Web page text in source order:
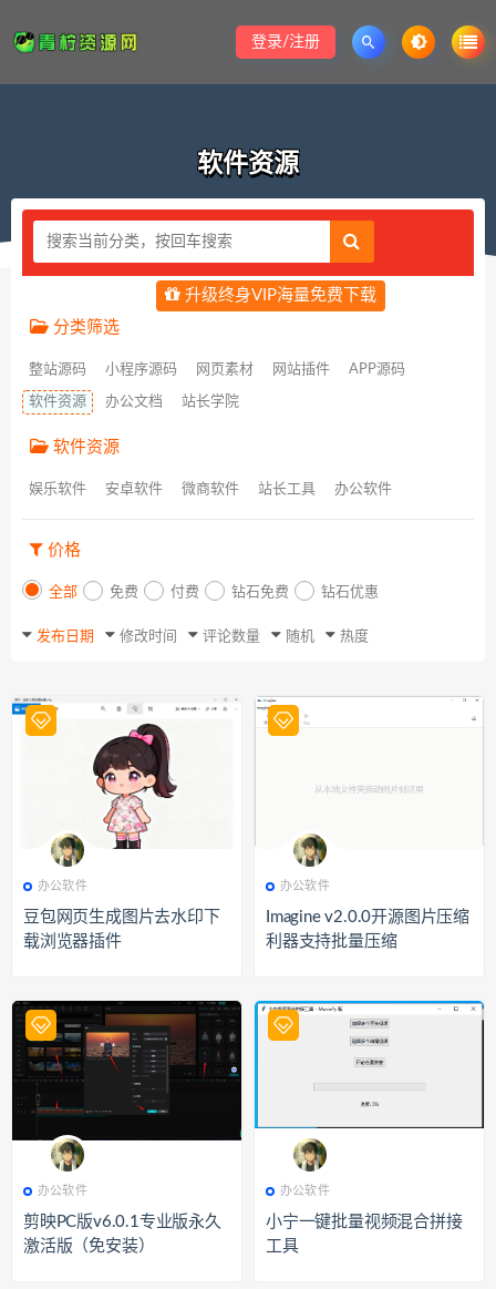
登录/注册
软件资源
升级终身VIP海量免费下载
分类筛选
整站源码 小程序源码 网页素材 网站插件 APP源码
软件资源 办公文档 站长学院
软件资源
娱乐软件 安卓软件 微商软件 站长工具 办公软件
价格
全部 免费 付费 钻石免费 钻石优惠
发布日期 修改时间 评论数量 随机 热度
496
办公软件
豆包网页生成图片去水印下
载浏览器插件
240
办公软件
Imagine v2.0.0开源图片压缩
利器支持批量压缩
476
办公软件
剪映PC版v6.0.1专业版永久
激活版（免安装）
280
办公软件
小宁一键批量视频混合拼接
工具